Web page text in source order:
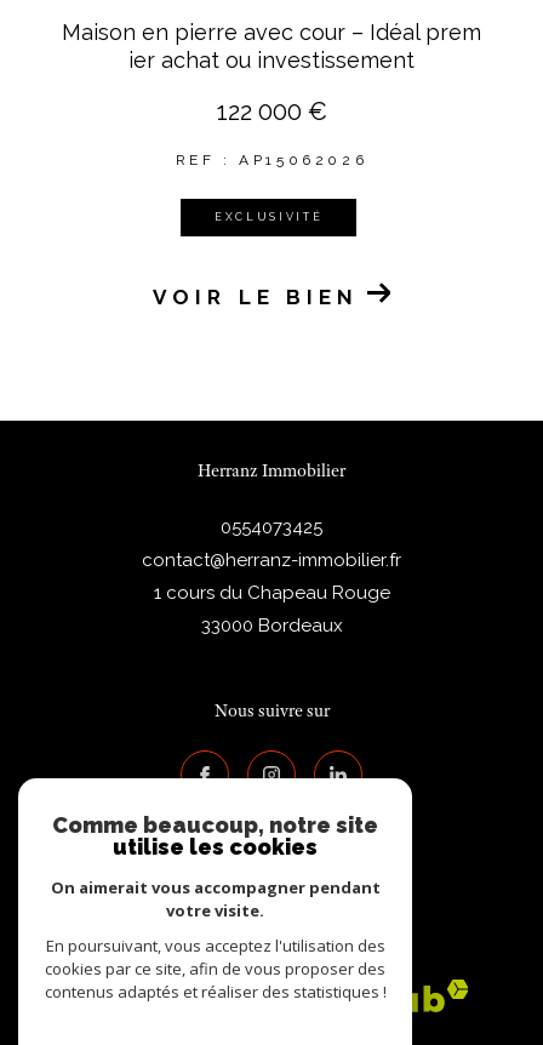
Maison en pierre avec cour – Idéal prem
ier achat ou investissement
122 000 €
REF : AP15062026
EXCLUSIVITÉ
VOIR LE BIEN
Herranz Immobilier
0554073425
contact@herranz-immobilier.fr
1 cours du Chapeau Rouge
33000
Bordeaux
Nous suivre sur
Adhérents
Comme beaucoup, notre site
utilise les cookies
On aimerait vous accompagner pendant
votre visite.
En poursuivant, vous acceptez l'utilisation des
cookies par ce site, afin de vous proposer des
contenus adaptés et réaliser des statistiques !